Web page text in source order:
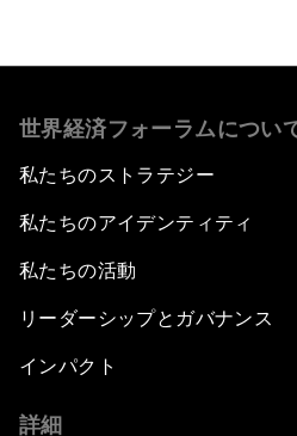
世界経済フォーラムについ
私たちのストラテジー
私たちのアイデンティティ
私たちの活動
リーダーシップとガバナンス
インパクト
詳細